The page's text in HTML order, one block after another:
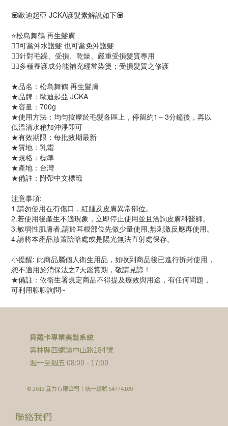
💟歐迪起亞 JCKA護髮素解說如下💟
⭐️松島舞鶴 再生髮膚
👉🏻可當沖水護髮 也可當免沖護髮
👉🏻針對毛躁、受損、乾燥、嚴重受損髮質專用
👉🏻多種養護成分能補充經常染燙；受損髮質之修護
★品名：松島舞鶴 再生髮膚
★品牌：歐迪起亞 JCKA
★容量：700g
★使用方法：均勻按摩於毛髮各區上，停留約1～3分鐘後，再以
低溫清水稍加沖淨即可
★有效期限：每批效期最新
★質地：乳霜
★規格：標準
★產地：台灣
★備註：附帶中文標籤
注意事項:
1.請勿使用在有傷口，紅腫及皮膚異常部位。
2.若使用後產生不適現象，立即停止使用並且洽詢皮膚科醫師。
3.敏弱性肌膚者,請於耳根部位先做少量使用,無刺激反應再使用。
4.請將本產品放置陰暗處或是陽光無法直射處保存。
小提醒: 此商品屬個人衛生用品，如收到商品後已進行拆封使用，
恕不適用於消保法之7天鑑賞期，敬請見諒！
★備註：依衛生署規定商品不得提及療效與用途，有任何問題，
可利用聊聊詢問~
貝羅卡專業美髮系統
雲林縣西螺鎮中山路184號
週一至週五 08:00 - 17:00
© 2013 且力有限公司〡統一編號 54774109
聯絡我們